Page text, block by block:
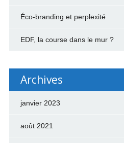
Éco-branding et perplexité
EDF, la course dans le mur ?
Archives
janvier 2023
août 2021